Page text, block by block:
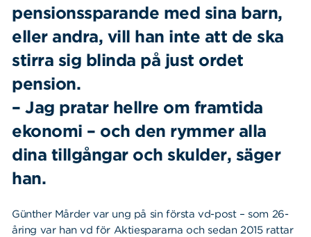
pensionssparande med sina barn,
eller andra, vill han inte att de ska
stirra sig blinda på just ordet
pension.
– Jag pratar hellre om framtida
ekonomi – och den rymmer alla
dina tillgångar och skulder, säger
han.
Günther Mårder var ung på sin första vd-post – som 26-
åring var han vd för Aktiespararna och sedan 2015 rattar